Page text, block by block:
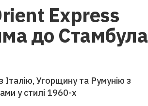
Express
до Стамбула
Угорщину та Румунію з
у стилі 1960-х